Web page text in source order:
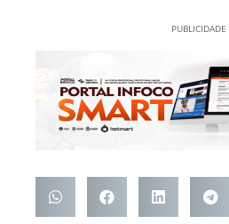
PUBLICIDADE